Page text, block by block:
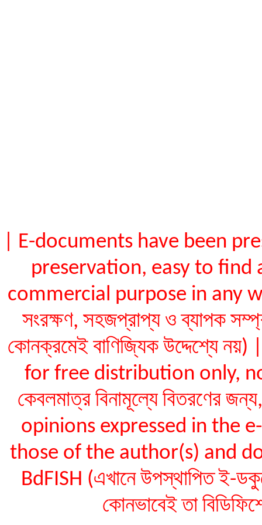
| E-documents have been
preservation, easy to find
commercial purpose in any way
সংরক্ষণ, সহজপ্রাপ্য ও ব্যাপক
কোনক্রমেই বাণিজ্যিক উদ্দেশ্যে
for free distribution only,
কেবলমাত্র বিনামূল্যে বিতরণের
opinions expressed in the
those of the author(s) and
BdFISH (এখানে উপস্থাপিত ই-
কোনভাবেই তা